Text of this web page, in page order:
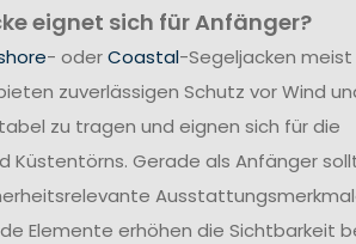
eignet sich für Anfänger?
- oderCoastal-Segeljacken meist
zuverlässigen Schutz vor Wind
zu tragen und eignen sich für die
Küstentörns. Gerade als Anfänger
Elemente erhöhen die Sichtbarkeit